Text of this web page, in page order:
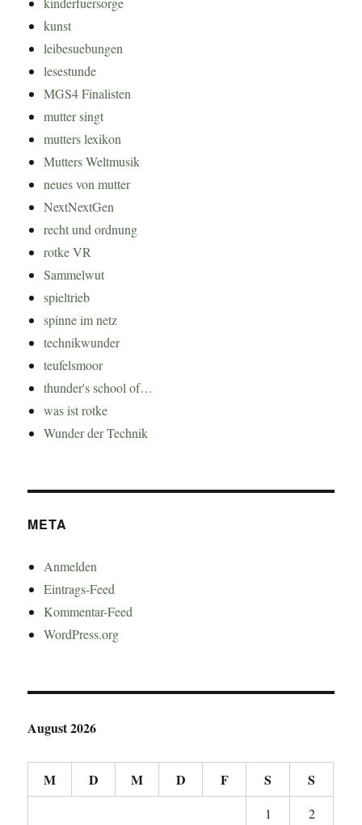
kunst
leibesuebungen
lesestunde
MGS4 Finalisten
mutter singt
mutters lexikon
Mutters Weltmusik
neues von mutter
NextNextGen
recht und ordnung
rotke VR
Sammelwut
spieltrieb
spinne im netz
technikwunder
teufelsmoor
thunder's school of…
was ist rotke
Wunder der Technik
META
Anmelden
Eintrags-Feed
Kommentar-Feed
WordPress.org
August 2026
M D M D F S S
1
2